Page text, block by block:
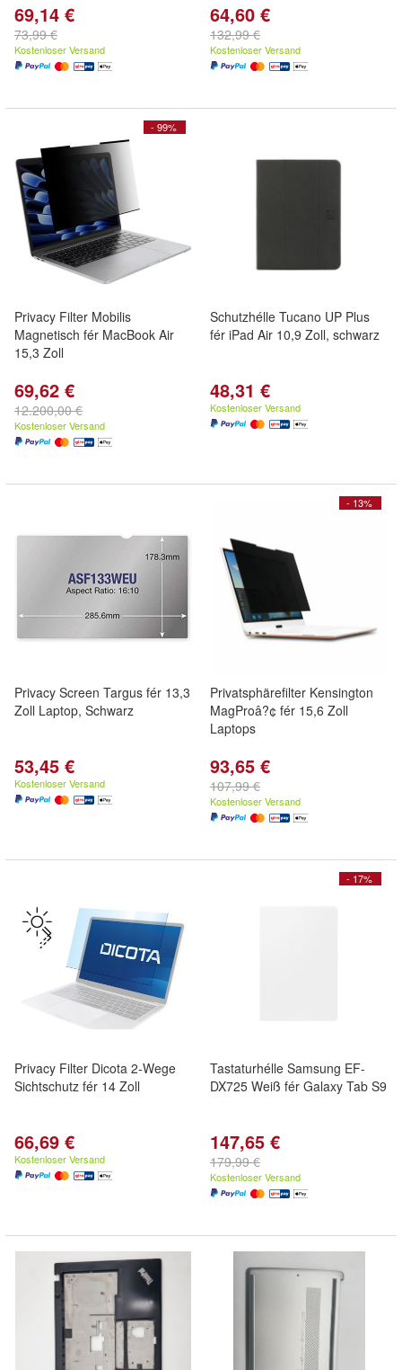
69,14 €
73,99 €
Kostenloser Versand
64,60 €
132,99 €
Kostenloser Versand
- 99%
Privacy Filter Mobilis
Magnetisch fér MacBook Air
15,3 Zoll
69,62 €
12.200,00 €
Kostenloser Versand
Schutzhélle Tucano UP Plus
fér iPad Air 10,9 Zoll, schwarz
48,31 €
Kostenloser Versand
Privacy Screen Targus fér 13,3
Zoll Laptop, Schwarz
53,45 €
Kostenloser Versand
- 13%
Privatsphärefilter Kensington
MagProâ?¢ fér 15,6 Zoll
Laptops
93,65 €
107,99 €
Kostenloser Versand
Privacy Filter Dicota 2-Wege
Sichtschutz fér 14 Zoll
66,69 €
Kostenloser Versand
- 17%
Tastaturhélle Samsung EF-
DX725 Weiß fér Galaxy Tab S9
147,65 €
179,99 €
Kostenloser Versand